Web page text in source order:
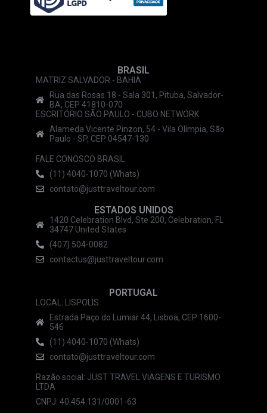
BRASIL
MATRIZ SALVADOR - BAHIA
Rua das Rosas 18 - Sala 301, Pituba, Salvador-
BA, CEP 41810-070
ESCRITÓRIO SÃO PAULO - CUBO NETWORK
Alameda Vicente Pinzon, 54 - Vila Olímpia, São
Paulo - SP, CEP 04547-130
FALE CONOSCO BRASIL
(11) 4040-1070 (Whats)
contato@justtraveltour.com
ESTADOS UNIDOS
1420 Celebration Blvd, Ste 200, Celebration, FL
34747 United States
(407) 504-0082
contactus@justtraveltour.com
PORTUGAL
LOCAL: LISPOLIS
Estrada Paço do Lumiar 44, Lisboa, CEP 1600-
546
(11) 4040-1070 (Whats)
contato@justtraveltour.com
Razão social: JUST TRAVEL VIAGENS E TURISMO
LTDA
CNPJ: 40.454.131/0001-63